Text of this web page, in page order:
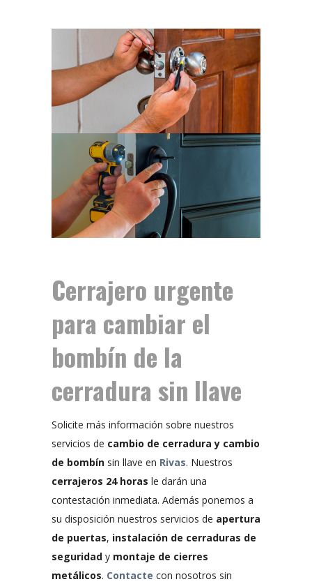
Cerrajero urgente
para cambiar el
bombín de la
cerradura sin llave
Solicite más información sobre nuestros
servicios de cambio de cerradura y cambio
de bombín sin llave en Rivas. Nuestros
cerrajeros 24 horas le darán una
contestación inmediata. Además ponemos a
su disposición nuestros servicios de apertura
de puertas, instalación de cerraduras de
seguridad y montaje de cierres
metálicos. Contacte con nosotros sin